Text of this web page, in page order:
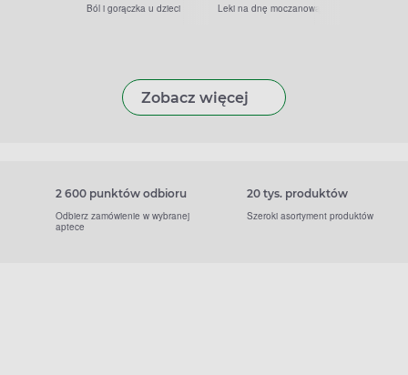
Ból i gorączka u dzieci
Leki na dnę moczanową
Zobacz więcej
2 600 punktów odbioru
Odbierz zamówienie w wybranej
aptece
20 tys. produktów
Szeroki asortyment produktów